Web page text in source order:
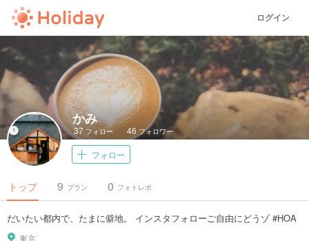
ログイン
かみ
37 フォロー 46 フォロワー
フォロー
トップ プラン
9 フォトレポ
0
だいたい都内で、たまに僻地。 インスタフォローご自由にどうゾ #HOA
東京